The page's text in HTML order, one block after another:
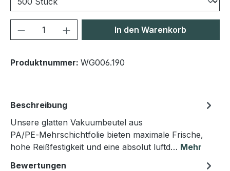
Produkt Anzahl: Gib denIn den Warenkorb
Produktnummer: WG006.190
Beschreibung
Unsere glatten Vakuumbeutel aus
PA/PE‑Mehrschichtfolie bieten maximale Frische,
hohe Reißfestigkeit und eine absolut luftd… Mehr
Bewertungen